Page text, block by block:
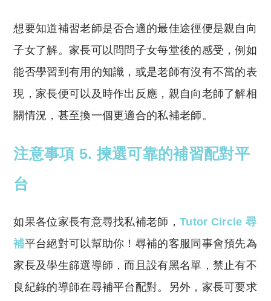
想要知道補習老師是否合適的最佳途徑便是親自向
子女了解。家長可以問問子女每堂後的感受，例如
能否學習到有用的知識，或是老師有沒有不當的表
現，家長便可以及時作出反應，親自向老師了解相
關情況，甚至換一個更適合的私補老師。
注意事項 5. 揀選可靠的補習配對平
台
如果各位家長有意尋找私補老師， Tutor Circle 尋
補平台絕對可以幫助你！尋補的客服同事會預先為
家長及學生篩選導師，而且設有黑名單，禁止有不
良紀錄的導師在尋補平台配對。另外，家長可要求